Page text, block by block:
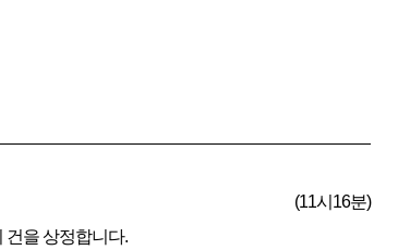
(11시16분)
건을 상정합니다.